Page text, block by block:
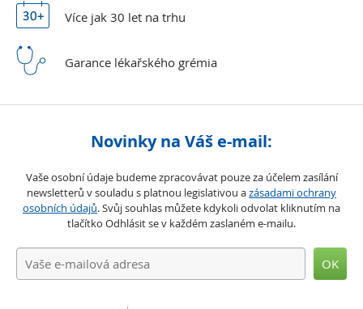
Více jak 30 let na trhu
Garance lékařského grémia
Novinky na Váš e-mail:
Vaše osobní údaje budeme zpracovávat pouze za účelem zasílání
newsletterů v souladu s platnou legislativou azásadami ochrany
osobních údajů. Svůj souhlas můžete kdykoli odvolat kliknutím na
tlačítko Odhlásit se v každém zaslaném e-mailu.
OK